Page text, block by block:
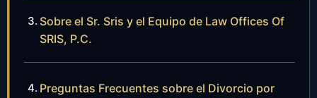
Sobre el Sr. Sris y el Equipo de Law Offices Of
SRIS, P.C.
Preguntas Frecuentes sobre el Divorcio por